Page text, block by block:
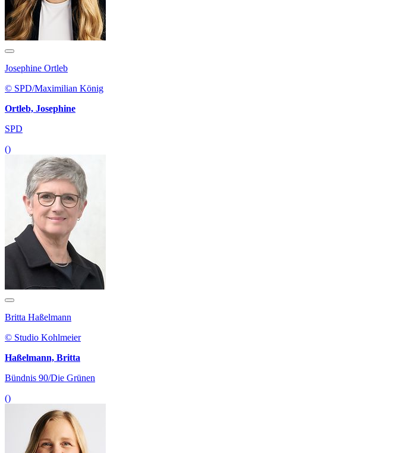
Josephine Ortleb
© SPD/Maximilian König
Ortleb, Josephine
SPD
()
Britta Haßelmann
© Studio Kohlmeier
Haßelmann, Britta
Bündnis 90/Die Grünen
()